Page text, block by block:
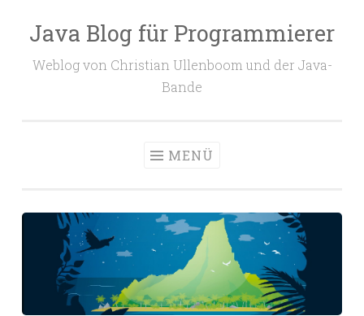
Zum
springen
Java Blog für Programmierer
Weblog von Christian Ullenboom und der Java-
Bande
MENÜ